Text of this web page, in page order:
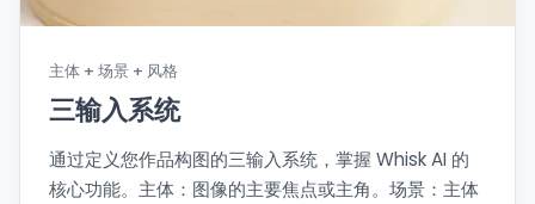
主体 + 场景 + 风格
三输入系统
通过定义您作品构图的三输入系统，掌握 Whisk AI 的
核心功能。主体：图像的主要焦点或主角。场景：主体